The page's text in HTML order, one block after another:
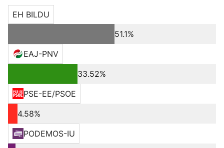
EH BILDU
51.1%
EAJ-PNV
33.52%
PSE-EE/PSOE
4.58%
PODEMOS-IU